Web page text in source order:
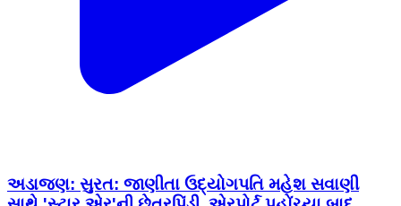
અડાજણ: ​સુરત: જાણીતા ઉદ્યોગપતિ મહેશ સવાણી